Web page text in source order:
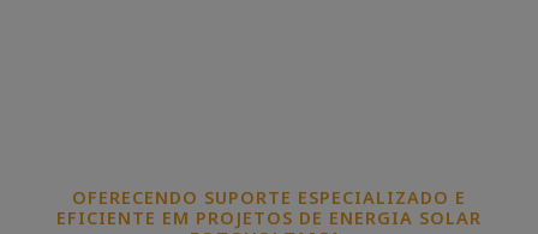
OFERECENDO SUPORTE ESPECIALIZADO E
EFICIENTE EM PROJETOS DE ENERGIA SOLAR